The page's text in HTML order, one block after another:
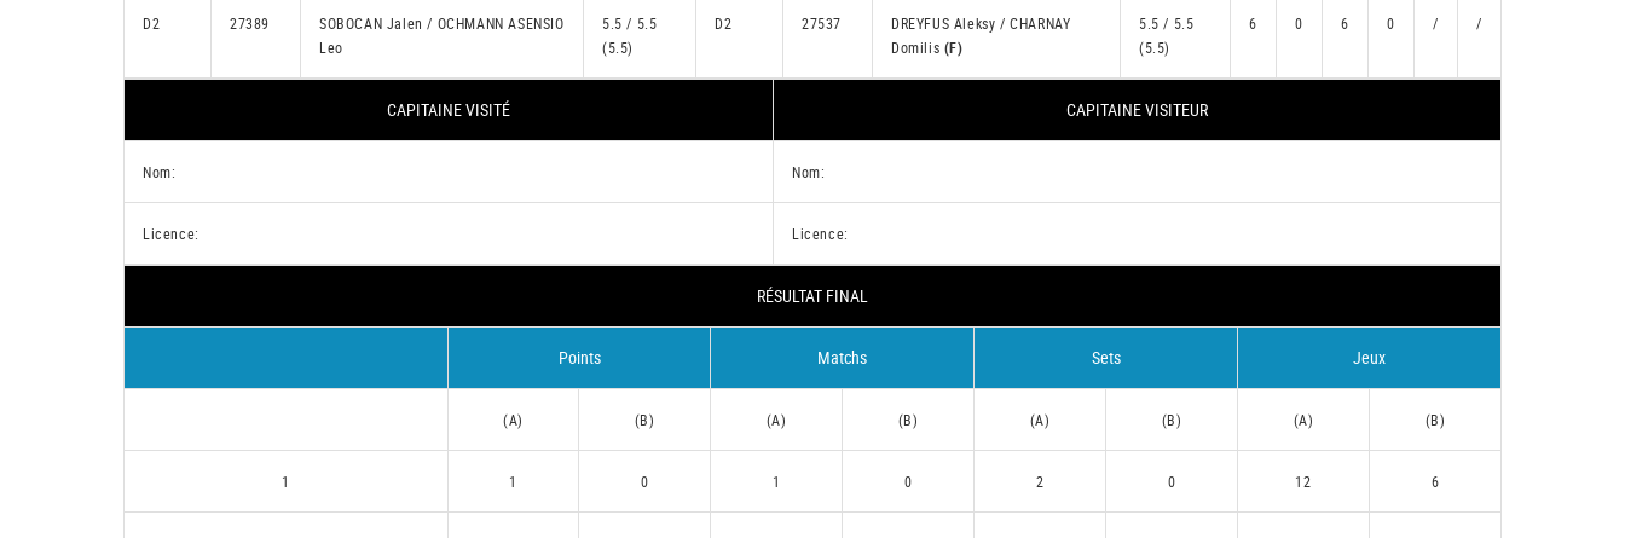
D2 27389
SOBOCAN Jalen / OCHMANN ASENSIO
Leo
5.5 / 5.5
(5.5)
D2 27537
DREYFUS Aleksy / CHARNAY
Domilis (F)
5.5 / 5.5
(5.5)
6 0 6 0 / /
CAPITAINE VISITÉ CAPITAINE VISITEUR
Nom: Nom:
Licence: Licence:
RÉSULTAT FINAL
Points Matchs Sets Jeux
(A) (B) (A) (B) (A) (B) (A) (B)
1 1 0 1 0 2 0 12 6